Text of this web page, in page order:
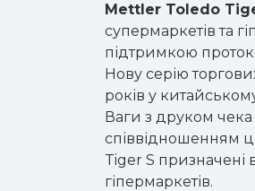
Mettler Toledo
супермаркетів та
підтримкою
Нову серію
років у
Ваги з друком чека
співвідношенням
Tiger S призначені
гіпермаркетів.